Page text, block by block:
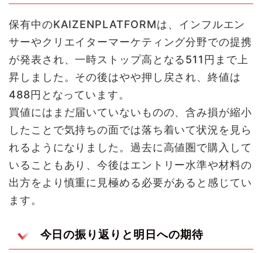
保有中のKAIZENPLATFORMは、インフルエン
サーやクリエイターマーケティング分野での提携
が発表され、一時ストップ高となる511円まで上
昇しました。その後はやや押し戻され、終値は
488円となっています。
買値にはまだ届いていないものの、含み損が縮小
したことで気持ちの面では落ち着いて状況を見ら
れるようになりました。過去に高値圏で購入して
いることもあり、今後はエントリー水準や材料の
出方をより慎重に見極める必要があると感じてい
ます。
今日の振り返りと明日への期待